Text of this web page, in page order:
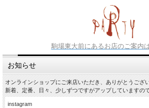
駒場東大前にあるお店のご案内は
お知らせ
オンラインショップにご来店いただき、ありがとうござ
新着、定番、日々、少しずつですがアップしていますの
instagram